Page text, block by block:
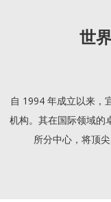
世
自 1994 年成立以来，
机构。其在国际领域的
所分中心，将顶